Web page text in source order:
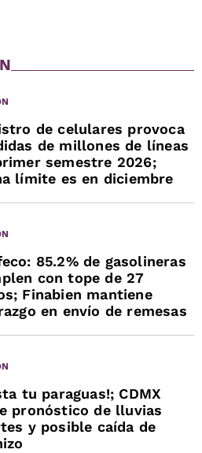
de celulares provoca
de millones de líneas
semestre 2026;
límite es en diciembre
85.2% de gasolineras
con tope de 27
Finabien mantiene
en envío de remesas
tu paraguas!; CDMX
pronóstico de lluvias
y posible caída de